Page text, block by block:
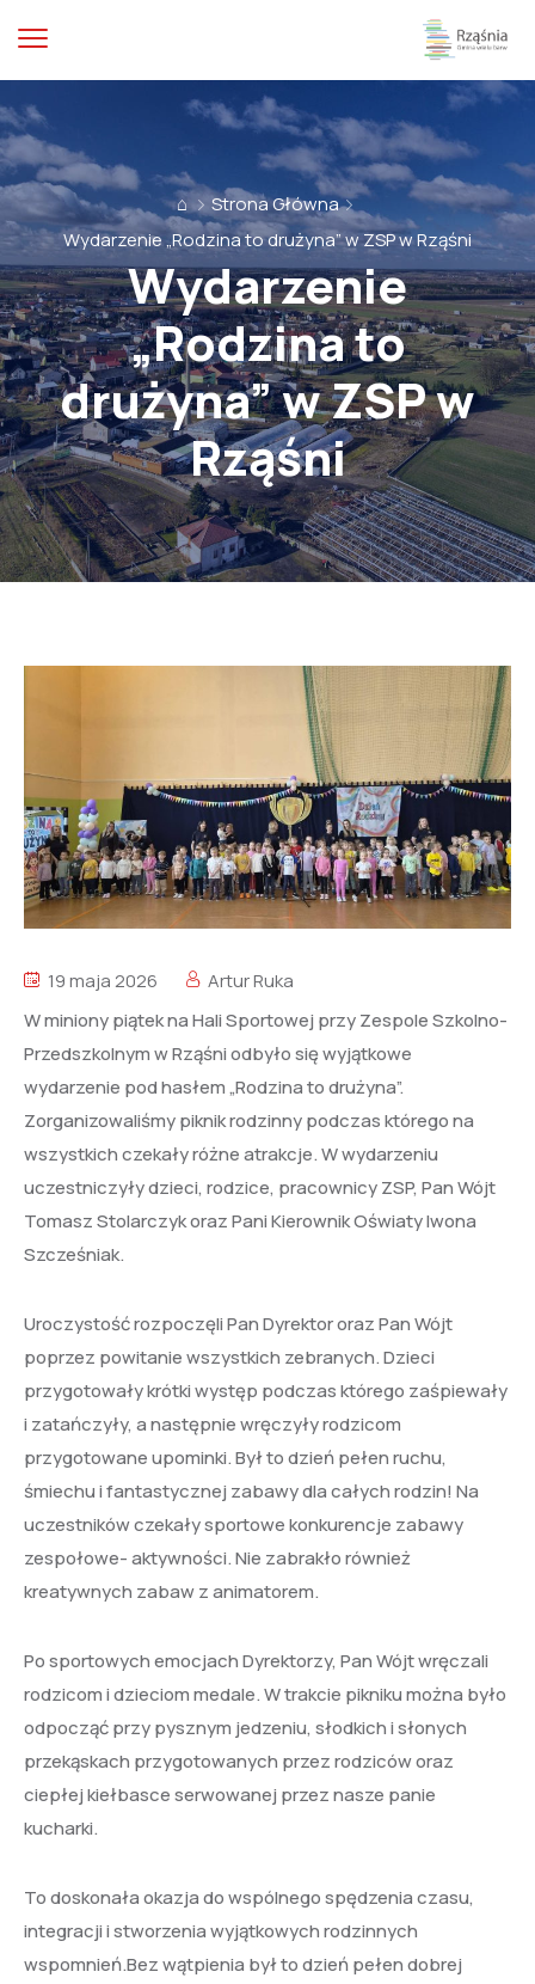
⌂
Strona Główna
Wydarzenie „Rodzina to drużyna” w ZSP w Rząśni
Wydarzenie
„Rodzina to
drużyna” w ZSP w
Rząśni
19 maja 2026
Artur Ruka
W miniony piątek na Hali Sportowej przy Zespole Szkolno-
Przedszkolnym w Rząśni odbyło się wyjątkowe
wydarzenie pod hasłem „Rodzina to drużyna”.
Zorganizowaliśmy piknik rodzinny podczas którego na
wszystkich czekały różne atrakcje. W wydarzeniu
uczestniczyły dzieci, rodzice, pracownicy ZSP, Pan Wójt
Tomasz Stolarczyk oraz Pani Kierownik Oświaty Iwona
Szcześniak.
Uroczystość rozpoczęli Pan Dyrektor oraz Pan Wójt
poprzez powitanie wszystkich zebranych. Dzieci
przygotowały krótki występ podczas którego zaśpiewały
i zatańczyły, a następnie wręczyły rodzicom
przygotowane upominki. Był to dzień pełen ruchu,
śmiechu i fantastycznej zabawy dla całych rodzin! Na
uczestników czekały sportowe konkurencje zabawy
zespołowe- aktywności. Nie zabrakło również
kreatywnych zabaw z animatorem.
Po sportowych emocjach Dyrektorzy, Pan Wójt wręczali
rodzicom i dzieciom medale. W trakcie pikniku można było
odpocząć przy pysznym jedzeniu, słodkich i słonych
przekąskach przygotowanych przez rodziców oraz
ciepłej kiełbasce serwowanej przez nasze panie
kucharki.
To doskonała okazja do wspólnego spędzenia czasu,
integracji i stworzenia wyjątkowych rodzinnych
wspomnień.Bez wątpienia był to dzień pełen dobrej